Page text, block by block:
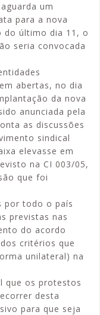
um
para a nova
do último dia 11, o
seria convocada
abertas, no dia
da nova
anunciada pela
as discussões
sindical
elevasse em
na CI 003/05,
que foi
por todo o país
previstas nas
do acordo
critérios que
unilateral) na
que os protestos
desta
para que seja